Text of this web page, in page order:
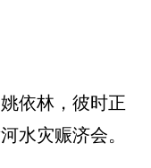
依林，彼时正
水灾赈济会。